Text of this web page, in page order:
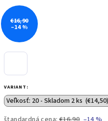
VARIANT:
€16,90
–14 %